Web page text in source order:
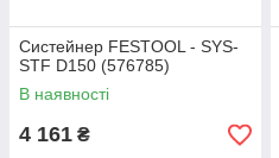
Систейнер FESTOOL - SYS-
STF D150 (576785)
В наявності
4 161 ₴